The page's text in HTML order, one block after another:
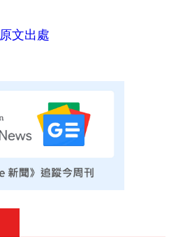
原文出處